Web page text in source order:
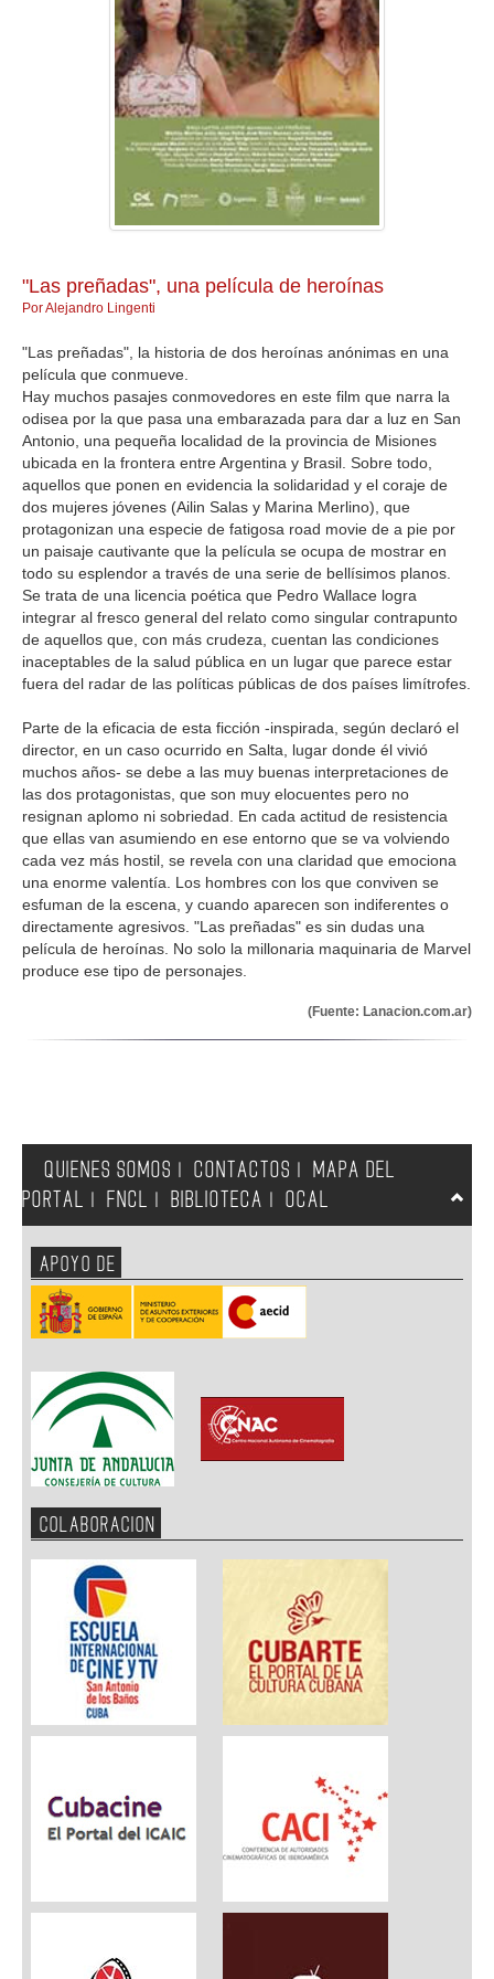
GALERIA
"Las preñadas", una película de heroínas
Por Alejandro Lingenti
"Las preñadas", la historia de dos heroínas anónimas en una
película que conmueve.
Hay muchos pasajes conmovedores en este film que narra la
odisea por la que pasa una embarazada para dar a luz en San
Antonio, una pequeña localidad de la provincia de Misiones
ubicada en la frontera entre Argentina y Brasil. Sobre todo,
aquellos que ponen en evidencia la solidaridad y el coraje de
dos mujeres jóvenes (Ailin Salas y Marina Merlino), que
protagonizan una especie de fatigosa road movie de a pie por
un paisaje cautivante que la película se ocupa de mostrar en
todo su esplendor a través de una serie de bellísimos planos.
Se trata de una licencia poética que Pedro Wallace logra
integrar al fresco general del relato como singular contrapunto
de aquellos que, con más crudeza, cuentan las condiciones
inaceptables de la salud pública en un lugar que parece estar
fuera del radar de las políticas públicas de dos países limítrofes.
Parte de la eficacia de esta ficción -inspirada, según declaró el
director, en un caso ocurrido en Salta, lugar donde él vivió
muchos años- se debe a las muy buenas interpretaciones de
las dos protagonistas, que son muy elocuentes pero no
resignan aplomo ni sobriedad. En cada actitud de resistencia
que ellas van asumiendo en ese entorno que se va volviendo
cada vez más hostil, se revela con una claridad que emociona
una enorme valentía. Los hombres con los que conviven se
esfuman de la escena, y cuando aparecen son indiferentes o
directamente agresivos. "Las preñadas" es sin dudas una
película de heroínas. No solo la millonaria maquinaria de Marvel
produce ese tipo de personajes.
(Fuente: Lanacion.com.ar)
QUIENES SOMOS CONTACTOS
MAPA DEL
PORTAL
FNCL BIBLIOTECA OCAL
APOYO DE
COLABORACION